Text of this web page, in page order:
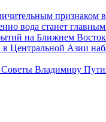
признаком
вода станет
на Ближнем
Центральной Азии
Советы Владимиру